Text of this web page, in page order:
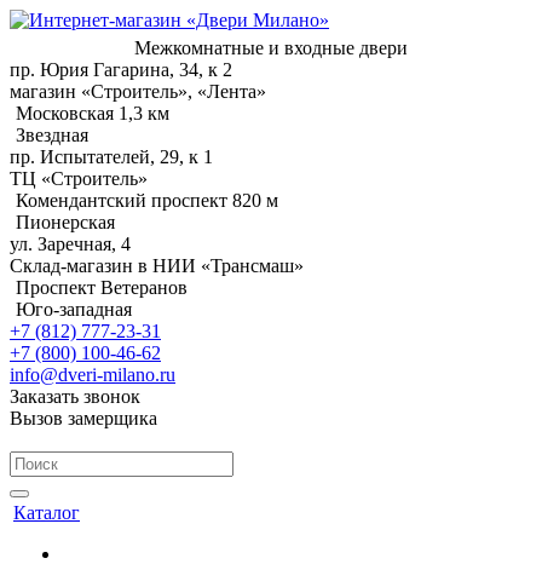
Межкомнатные и входные двери
пр. Юрия Гагарина, 34, к 2
магазин «Строитель», «Лента»
Московская 1,3 км
Звездная
пр. Испытателей, 29, к 1
ТЦ «Строитель»
Комендантский проспект 820 м
Пионерская
ул. Заречная, 4
Склад-магазин в НИИ «Трансмаш»
Проспект Ветеранов
Юго-западная
+7 (812) 777-23-31
+7 (800) 100-46-62
info@dveri-milano.ru
Заказать звонок
Вызов замерщика
Каталог